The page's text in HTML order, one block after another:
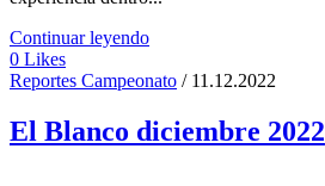
Continuar leyendo
0 Likes
Reportes Campeonato / 11.12.2022
El Blanco diciembre 2022